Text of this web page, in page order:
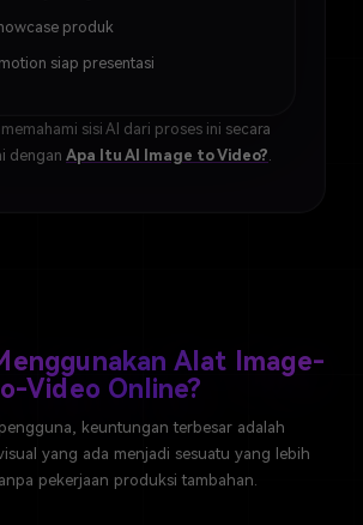
produk
siap presentasi
sisi AI dari proses ini secara
dengan Apa Itu AI Image to Video?
Alat Image-
Video Online?
keuntungan terbesar adalah
yang ada menjadi sesuatu yang lebih
pekerjaan produksi tambahan.